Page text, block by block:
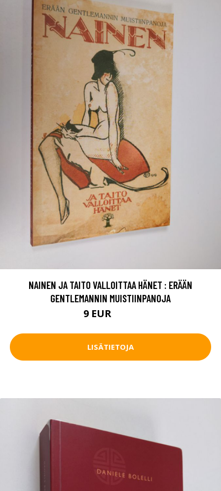
NAINEN JA TAITO VALLOITTAA HÄNET : ERÄÄN
GENTLEMANNIN MUISTIINPANOJA
9 EUR
LISÄTIETOJA